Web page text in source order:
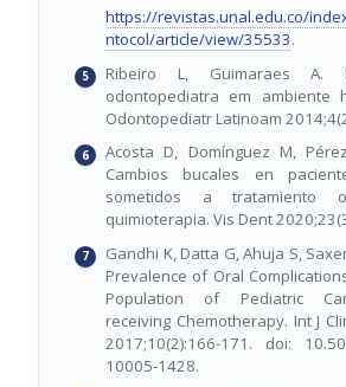
https://revistas.unal.edu.co/
ntocol/article/view/35533.
Ribeiro L, Guimaraes A.
odontopediatra em ambiente
Odontopediatr Latinoam
Acosta D, Domínguez M,
Cambios bucales en
sometidos a tratamiento
quimioterapia. Vis Dent
Gandhi K, Datta G, Ahuja S,
Prevalence of Oral
Population of Pediatric
receiving Chemotherapy. Int J
2017;10(2):166-171. doi:
10005-1428.